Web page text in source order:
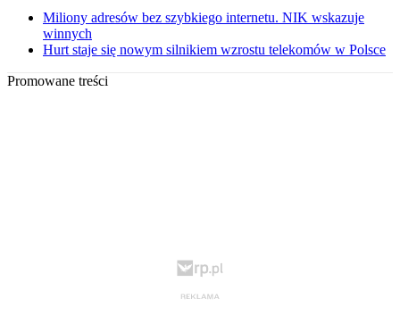
Miliony adresów bez szybkiego internetu. NIK wskazuje
winnych
Hurt staje się nowym silnikiem wzrostu telekomów w Polsce
Promowane treści